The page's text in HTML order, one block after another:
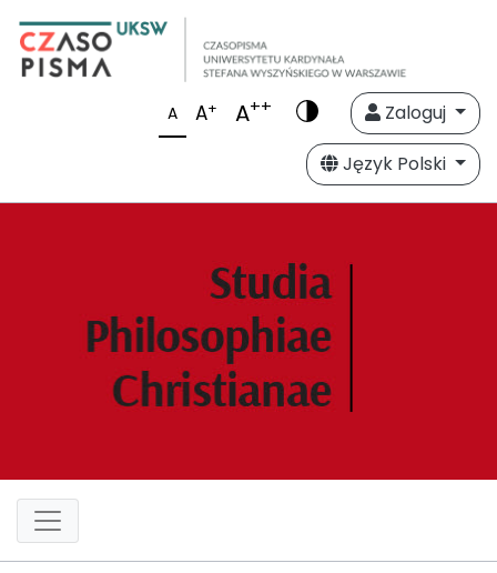
A A+ A++
Zaloguj
Język Polski